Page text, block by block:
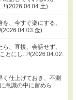
土)
、今すぐ楽にする。
金)
、直接、会話せず、
とにし...!!(2026.04.02.
く仕上げておき、不測
意識の中に留めら